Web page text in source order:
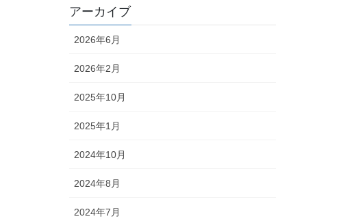
アーカイブ
2026年6月
2026年2月
2025年10月
2025年1月
2024年10月
2024年8月
2024年7月